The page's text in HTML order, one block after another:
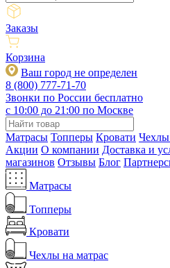
Заказы
Корзина
Ваш город не определен
8 (800) 777-71-70
Звонки по России бесплатно
c 10:00 до 21:00 по Москве
Матрасы Топперы Кровати Чехлы
Акции О компании Доставка и
магазинов Отзывы Блог
Матрасы
Топперы
Кровати
Чехлы на матрас